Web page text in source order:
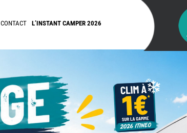
CONTACT L’INSTANT CAMPER 2026